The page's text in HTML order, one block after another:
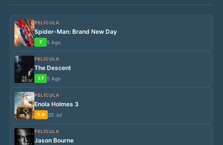
PELÍCULA
Spider-Man: Brand New Day
7 5 Ago
PELÍCULA
The Descent
7.7 5 Ago
PELÍCULA
Enola Holmes 3
5.6 30 Jul
PELÍCULA
Jason Bourne